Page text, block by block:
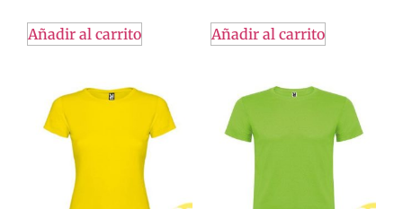
Añadir al carrito Añadir al carrito